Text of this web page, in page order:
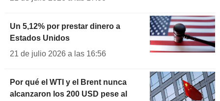
Un 5,12% por prestar dinero a
Estados Unidos
21 de julio 2026 a las 16:56
Por qué el WTI y el Brent nunca
alcanzaron los 200 USD pese al